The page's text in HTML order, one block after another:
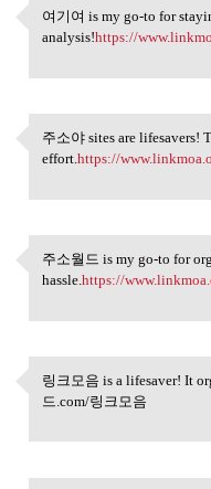
여기여 is my go-to
여기여 is my go-to for
analysis!https://
주소야 sites are
주소야 sites are lifesavers!
effort.https://
주소월드 is my go-
주소월드 is my go-to for
hassle.https://
링크모음 is a
링크모음 is a lifesaver! It
드.com/링크모음